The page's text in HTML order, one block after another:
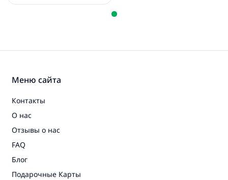
Меню сайта
Контакты
О нас
Отзывы о нас
FAQ
Блог
Подарочные Карты